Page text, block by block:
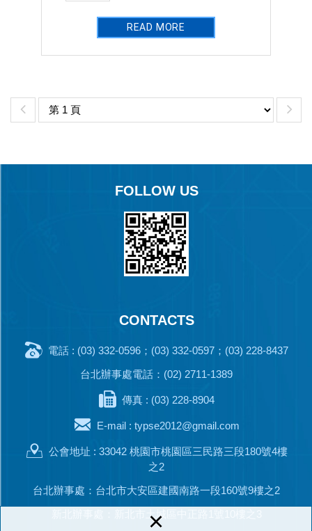
×
READ MORE
FOLLOW US
CONTACTS
電話 : (03) 332-0596；(03) 332-0597；(03) 228-8437
台北辦事處電話：(02) 2711-1389
傳真 : (03) 228-8904
E-mail : typse2012@gmail.com
公會地址 : 33042 桃園市桃園區三民路三段180號4樓
之2
台北辦事處：台北市大安區建國南路一段160號9樓之2
新北辦事處：新北市土城區中正路1號10樓之3